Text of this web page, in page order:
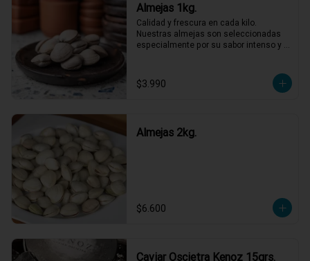
Almejas 1kg.
Calidad y frescura en cada kilo.
Nuestras almejas son seleccionadas
especialmente por su sabor intenso y
No necesitas más para disfrutar de un
sabor marino auténtico y refrescante.
$3.990
Almejas 2kg.
$6.600
Caviar Oscietra Kenoz 15grs.